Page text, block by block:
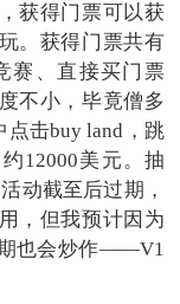
获得门票可以获
。获得门票共有
赛、直接买门票
不小，毕竟僧多
点击buy land，跳
12000美元。抽
动截至后过期，
，但我预计因为
也会炒作——V1